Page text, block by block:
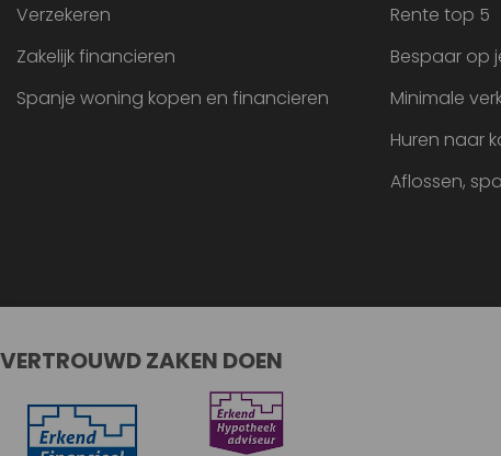
Verzekeren
Zakelijk financieren
Spanje woning kopen en financieren
Rente top 5
Bespaar op
Minimale
Huren naar
Aflossen,
VERTROUWD ZAKEN DOEN